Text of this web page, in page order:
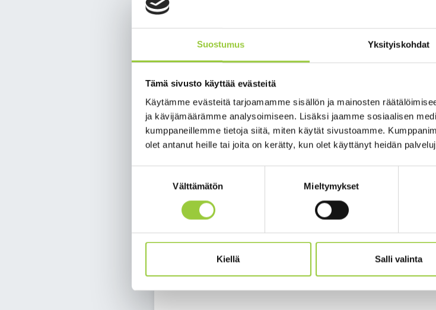
Suostumus Yksityiskohdat
Tämä sivusto käyttää evästeitä
Käytämme evästeitä tarjoamamme sisällön ja mainosten
ja kävijämäärämme analysoimiseen. Lisäksi jaamme sosiaalisen
kumppaneillemme tietoja siitä, miten käytät sivustoamme.
olet antanut heille tai joita on kerätty, kun olet käyttänyt heidän
Välttämätön Mieltymykset
Kiellä Salli valinta
vuorovaikutteisilla menetelmillä, kuten työpajoilla, kyselyillä
suhdetta Paltamoon ja paltamolaisuuteen. Tavoitteena oli
varten. Aineistoja saatiin runsaasti brändiaineksien luomiseksi
yrityksille, kehitysjohtaja
Markkinointiviestinnän tueksi on laadittubrändikirjaja
sanalliseen muotoon kuvausta työpajoissa syntyneestä
paltamolaisista ja ihmisistä, joilla on erityinen suhde
mielestään on parasta Paltamossa. Graafiseen ohjeistoon on
elementtien käyttötapoja ja määrittelyjä.
Brändikirjaa päivitetään jatkossa tarpeen mukaan. Kunnan
visuaalista ilmettä päivitetään uuden ilmeen mukaiseksi
Salla Korhonen
kehitysjohtaja